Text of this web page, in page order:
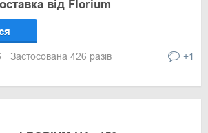
від Florium
Застосована 426 разів +1